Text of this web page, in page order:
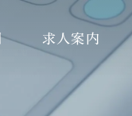
求人案内